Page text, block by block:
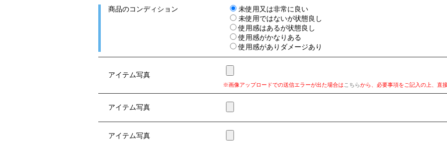
商品のコンディション
未使用又は非常に良い
未使用ではないが状態良し
使用感はあるが状態良し
使用感がかなりある
使用感がありダメージあり
アイテム写真
※画像アップロードでの送信エラーが出た場合は こちらから、必要事項をご記入の上、直
アイテム写真
アイテム写真